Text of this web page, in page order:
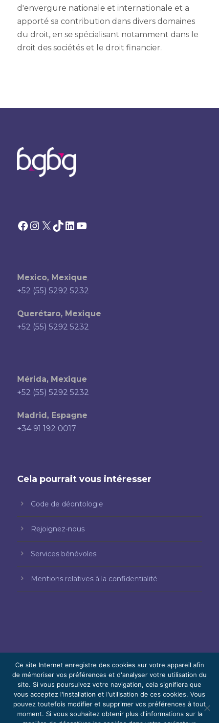
d'envergure nationale et internationale et a
apporté sa contribution dans divers domaines
du droit, en se spécialisant notamment dans le
droit des sociétés et le droit financier.
Facebook Instagram X TikTok LinkedIn YouTube
Mexico, Mexique
+52 (55) 5292 5232
Querétaro, Mexique
+52 (55) 5292 5232
Mérida, Mexique
+52 (55) 5292 5232
Madrid, Espagne
+34 91 192 0017
Cela pourrait vous intéresser
Code de déontologie
Rejoignez-nous
Services bénévoles
Mentions relatives à la confidentialité
© 2026 Bello, Gallardo, Bonequi et García,
S.C.
Contenu traduit automatiquement. La
Ce site Internet enregistre des cookies sur votre appareil afin
de mémoriser vos préférences et d'analyser votre utilisation du
site. Si vous poursuivez votre navigation, cela signifiera que
vous acceptez l'installation et l'utilisation de ces cookies. Vous
pouvez toutefois modifier et supprimer vos préférences à tout
moment. Si vous souhaitez obtenir plus d'informations sur la